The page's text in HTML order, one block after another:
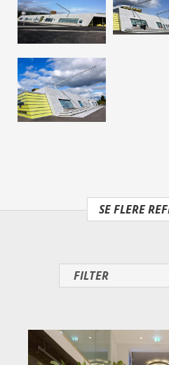
SE FLERE
FILTER